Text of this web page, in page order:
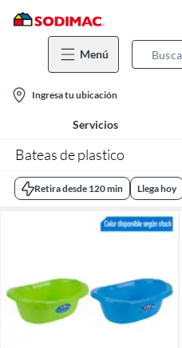
Menú
location-
icon
Ingresa tu ubicación
Servicios
Bateas de plastico
Retira desde 120 min Llega hoy